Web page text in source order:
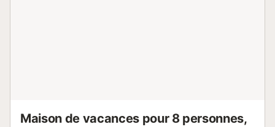
Maison de vacances pour 8 personnes,